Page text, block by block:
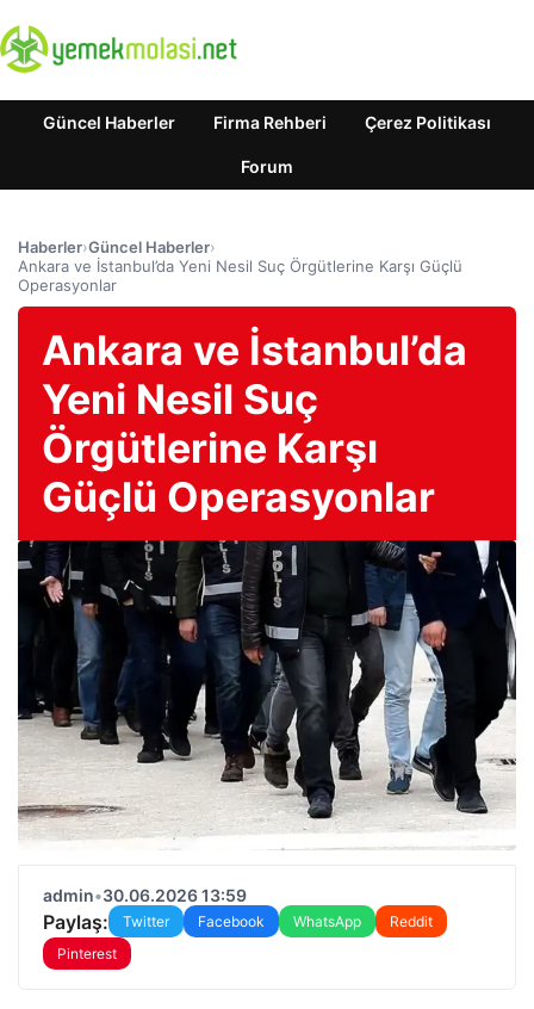
Güncel Haberler Firma Rehberi Çerez Politikası
Forum
Haberler›Güncel Haberler›
Ankara ve İstanbul’da Yeni Nesil Suç Örgütlerine Karşı Güçlü
Operasyonlar
Ankara ve İstanbul’da
Yeni Nesil Suç
Örgütlerine Karşı
Güçlü Operasyonlar
admin•30.06.2026 13:59
Paylaş: Twitter Facebook WhatsApp
Reddit
Pinterest